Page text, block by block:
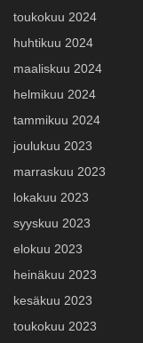
toukokuu 2024
huhtikuu 2024
maaliskuu 2024
helmikuu 2024
tammikuu 2024
joulukuu 2023
marraskuu 2023
lokakuu 2023
syyskuu 2023
elokuu 2023
heinäkuu 2023
kesäkuu 2023
toukokuu 2023